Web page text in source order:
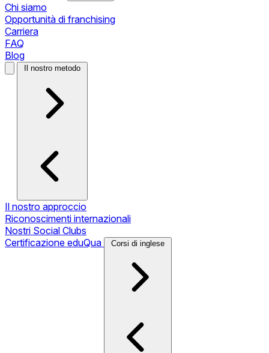
Chi siamo
Opportunità di franchising
Carriera
FAQ
Blog
Il nostro metodo
Il nostro approccio
Riconoscimenti internazionali
Nostri Social Clubs
Certificazione eduQua
Corsi di inglese